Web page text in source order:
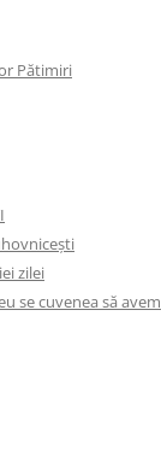
Pătimiri
zilei
se cuvenea să avem